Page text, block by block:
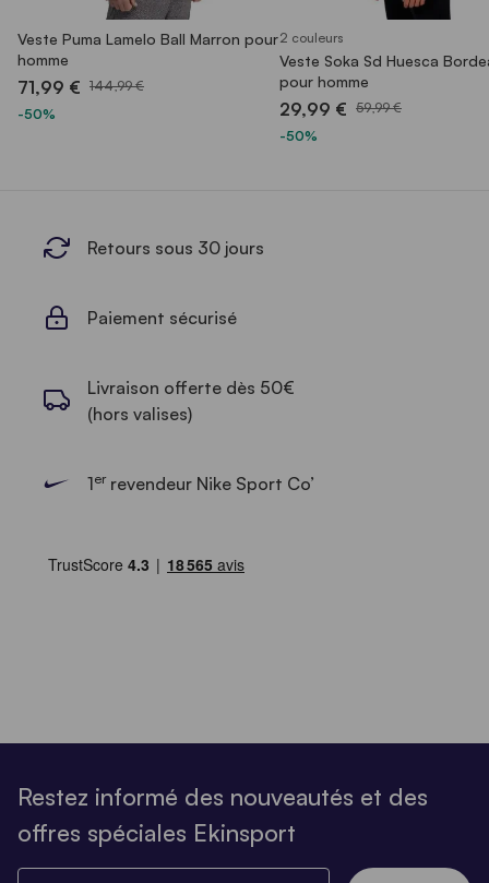
Veste Puma Lamelo Ball Marron pour
homme
71,99 € 144,99 €
-50%
2 couleurs
Veste Soka Sd Huesca
pour homme
29,99 € 59,99 €
-50%
Retours sous 30 jours
Paiement sécurisé
Livraison offerte dès 50€
(hors valises)
1errevendeur Nike Sport Co’
Restez informé des nouveautés et des
offres spéciales Ekinsport